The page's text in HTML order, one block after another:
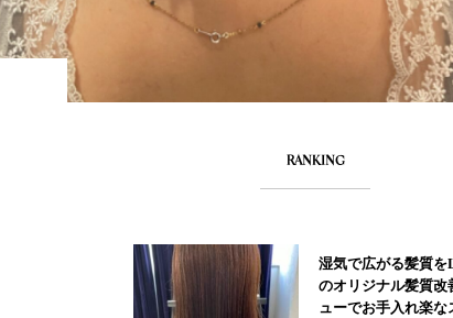
RANKING
湿気で広がる髪質を
のオリジナル髪質改
ューでお手入れ楽な